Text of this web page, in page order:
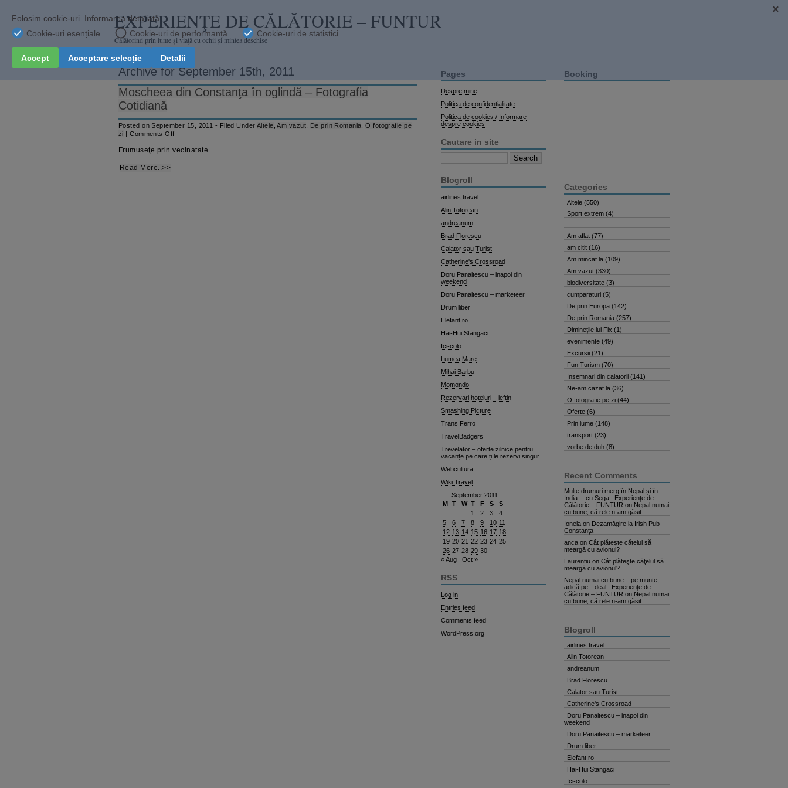
EXPERIENŢE DE CĂLĂTORIE – FUNTUR
Călătorind prin lume şi viaţă cu ochii și mintea deschise
Archive for September 15th, 2011
Moscheea din Constanţa în oglindă – Fotografia
Cotidiană
Posted on September 15, 2011 - Filed Under Altele ,Am vazut, De prin Romania ,O fotografie pe
zi |Comments Offon
din
Frumuseţe prin vecinatate
Read More..>>
Pages
Despre mine
Politica de confidențialitate
Politica de cookies / Informare
despre cookies
Cautare in site
Search
for:
Blogroll
airlines travel
Alin Totorean
andreanum
Brad Florescu
Calator sau Turist
Catherine's Crossroad
Doru Panaitescu – inapoi din
weekend
Doru Panaitescu – marketeer
Drum liber
Elefant.ro
Hai-Hui Stangaci
Ici-colo
Lumea Mare
Mihai Barbu
Momondo
Rezervari hoteluri – ieftin
Smashing Picture
Trans Ferro
TravelBadgers
Trevelator – oferte zilnice pentru
vacanțe pe care ți le rezervi singur
Webcultura
Wiki Travel
September 2011
M T W T F S
S
1
2 3
4
5
6 7 8 9 10 11
12 13 14 15 16 17 18
19 20 21 22 23 24 25
26 27 28 29 30
« Aug
Oct »
RSS
Log in
Entries feed
Comments feed
WordPress.org
Booking
Categories
Altele (550)
Sport extrem (4)
Am aflat (77)
am citit (16)
Am mincat la (109)
Am vazut (330)
biodiversitate (3)
cumparaturi (5)
De prin Europa (142)
De prin Romania (257)
Diminețile lui Fix (1)
evenimente (49)
Excursii (21)
Fun Turism (70)
Insemnari din calatorii (141)
Ne-am cazat la (36)
O fotografie pe zi (44)
Oferte (6)
Prin lume (148)
transport (23)
vorbe de duh (8)
Recent Comments
Multe drumuri merg în Nepal și în
India …cu Sega : Experienţe de
Călătorie – FUNTUR on Nepal numai
cu bune, că rele n-am găsit
Ionela on Dezamăgire la Irish Pub
Constanţa
anca on Cât plăteşte căţelul să
meargă cu avionul?
Laurentiu on Cât plăteşte căţelul să
meargă cu avionul?
Nepal numai cu bune – pe munte,
adică pe…deal : Experienţe de
Călătorie – FUNTUR on Nepal numai
cu bune, că rele n-am găsit
Blogroll
airlines travel
Alin Totorean
andreanum
Brad Florescu
Calator sau Turist
Catherine's Crossroad
Doru Panaitescu – inapoi din
weekend
Doru Panaitescu – marketeer
Drum liber
Elefant.ro
Hai-Hui Stangaci
Ici-colo